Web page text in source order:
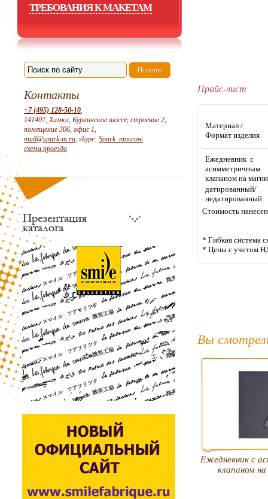
ТРЕБОВАНИЯ К МАКЕТАМ
Контакты
+7 (495) 128-50-10,
141407, Химки, Куркинское шоссе, строение 2,
помещение 306, офис 1,
mail@spark-m.ru, skype: Spark_moscow,
схема проезда
Прайс-лист
Материал /
Формат изделия
Ежедневник с
асимметричным
клапаном на
датированный/
недатированный
Стоимость
* Гибкая система
* Цены с учетом
Вы
Ежедневник с
клапаном